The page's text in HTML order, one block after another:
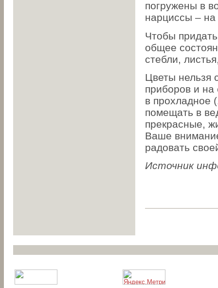
погружены в
нарциссы –
Чтобы
общее
стебли,
Цветы нельзя
приборов и на
в прохладное
помещать в
прекрасные,
Ваше
радовать
Источник